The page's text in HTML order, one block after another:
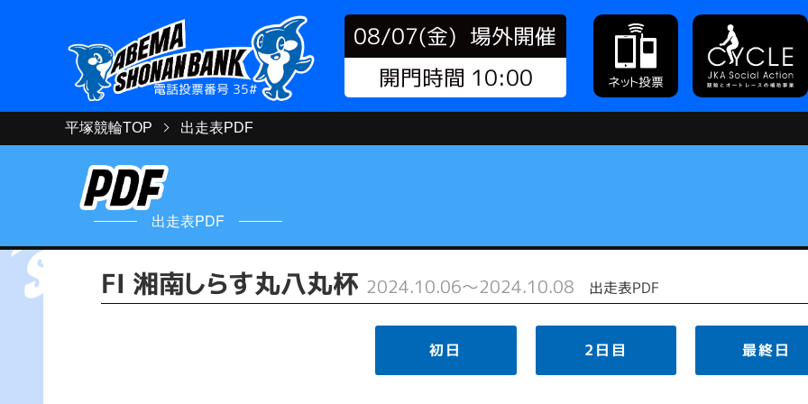
電話投票番号 35#
08/07(金) 場外開催
開門時間 10:00
ネット投票
平塚競輪TOP 出走表PDF
出走表PDF
FⅠ 湘南しらす丸八丸杯 2024.10.06～2024.10.08 出走表PDF
初日 2日目 最終日